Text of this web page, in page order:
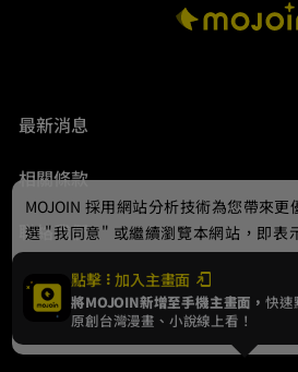
最新消息
相關條款
聯絡我們
© 2024 gamania Digital
點擊 加入主畫面
將MOJOIN新增至手機主畫面，快速
原創台灣漫畫、小說線上看！
MOJOIN 採用網站分析技術為您帶來更
選 "我同意" 或繼續瀏覽本網站，即表
Cookie，欲瞭解更多資訊請見隱私權政
我同意